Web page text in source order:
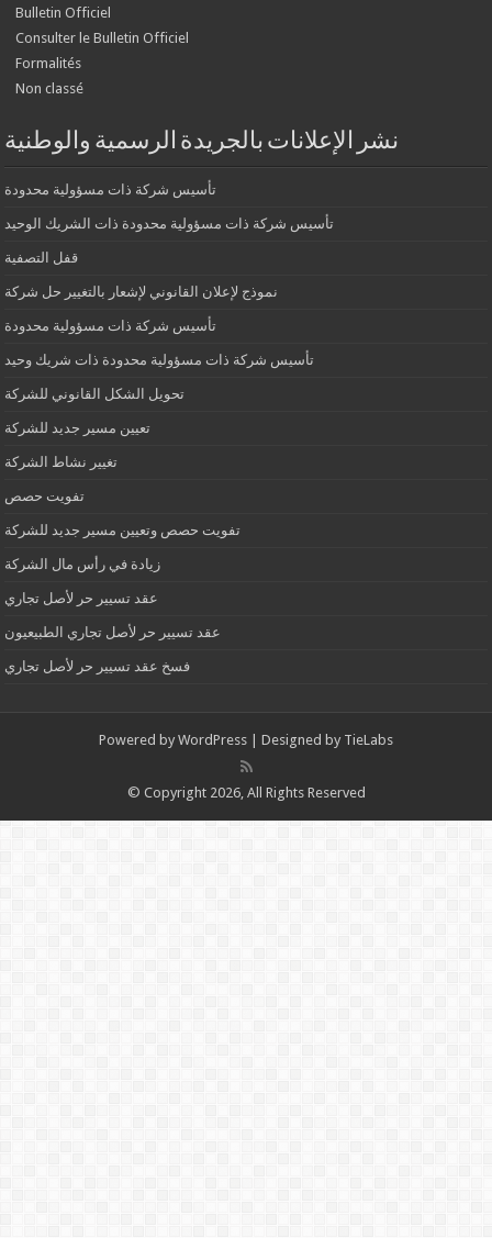
Bulletin Officiel
Consulter le Bulletin Officiel
Formalités
Non classé
نشر الإعلانات بالجريدة الرسمية والوطنية
تأسيس شركة ذات مسؤولية محدودة
تأسيس شركة ذات مسؤولية محدودة ذات الشريك الوحيد
قفل التصفية
نموذج لإعلان القانوني لإشعار بالتغيير حل شركة
تأسيس شركة ذات مسؤولية محدودة
تأسيس شركة ذات مسؤولية محدودة ذات شريك وحيد
تحويل الشكل القانوني للشركة
تعيين مسير جديد للشركة
تغيير نشاط الشركة
تفويت حصص
تفويت حصص وتعيين مسير جديد للشركة
زيادة في رأس مال الشركة
عقد تسيير حر لأصل تجاري
عقد تسيير حر لأصل تجاري الطبيعيون
فسخ عقد تسيير حر لأصل تجاري
Powered by WordPress | Designed by TieLabs
© Copyright 2026, All Rights Reserved